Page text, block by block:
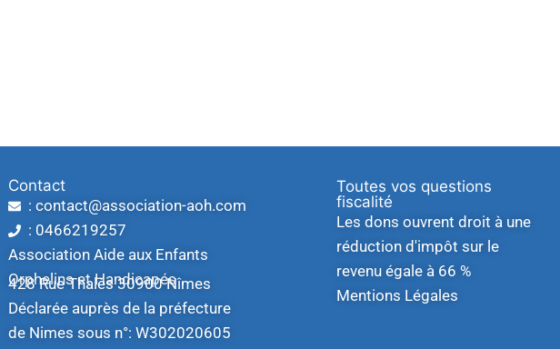
Contact
: contact@association-aoh.com
: 0466219257
Association Aide aux Enfants
Orphelins et Handicapés
428 Rue Thalès 30900 Nîmes
Déclarée auprès de la préfecture
de Nimes sous n°: W302020605
Toutes vos questions
fiscalité
Les dons ouvrent droit à une
réduction d'impôt sur le
revenu égale à 66 %
Mentions Légales